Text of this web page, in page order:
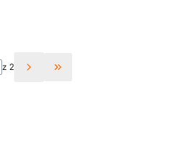
z 2 Przejdź do ostatniej